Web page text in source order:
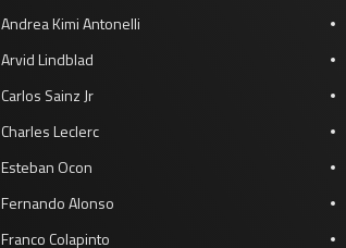
Andrea Kimi Antonelli
Arvid Lindblad
Carlos Sainz Jr
Charles Leclerc
Esteban Ocon
Fernando Alonso
Franco Colapinto